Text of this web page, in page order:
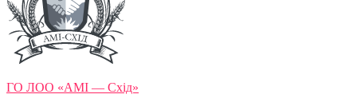
ГО ЛОО «АМІ — Схід»